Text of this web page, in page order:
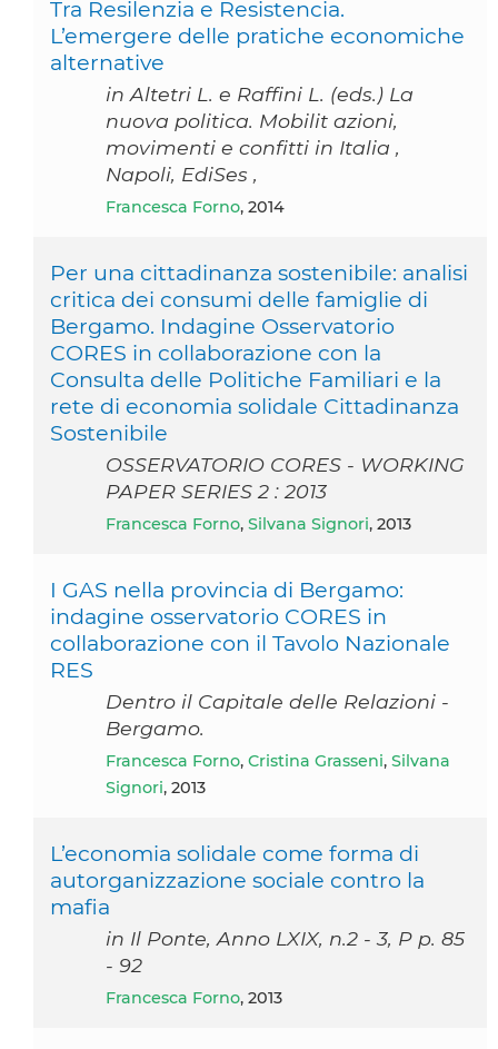
Tra Resilenzia e Resistencia.
L’emergere delle pratiche economiche
alternative
in Altetri L. e Raffini L. (eds.) La
nuova politica. Mobilit azioni,
movimenti e confitti in Italia ,
Napoli, EdiSes ,
Francesca Forno, 2014
Per una cittadinanza sostenibile: analisi
critica dei consumi delle famiglie di
Bergamo. Indagine Osservatorio
CORES in collaborazione con la
Consulta delle Politiche Familiari e la
rete di economia solidale Cittadinanza
Sostenibile
OSSERVATORIO CORES - WORKING
PAPER SERIES 2 : 2013
Francesca Forno, Silvana Signori, 2013
I GAS nella provincia di Bergamo:
indagine osservatorio CORES in
collaborazione con il Tavolo Nazionale
RES
Dentro il Capitale delle Relazioni -
Bergamo.
Francesca Forno, Cristina Grasseni, Silvana
Signori, 2013
L’economia solidale come forma di
autorganizzazione sociale contro la
mafia
in Il Ponte, Anno LXIX, n.2 - 3, P p. 85
- 92
Francesca Forno, 2013